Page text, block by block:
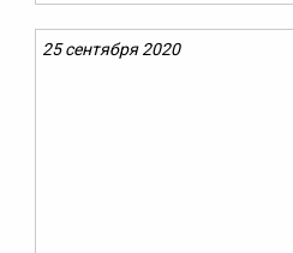
25 сентября 2020